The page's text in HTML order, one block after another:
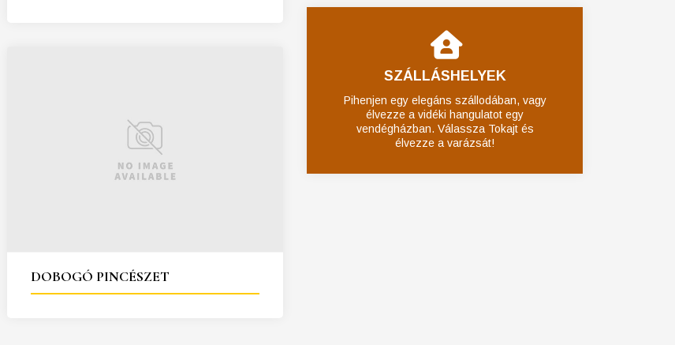
DOBOGÓ PINCÉSZET
SZÁLLÁSHELYEK
Pihenjen egy elegáns szállodában, vagy
élvezze a vidéki hangulatot egy
vendégházban. Válassza Tokajt és
élvezze a varázsát!